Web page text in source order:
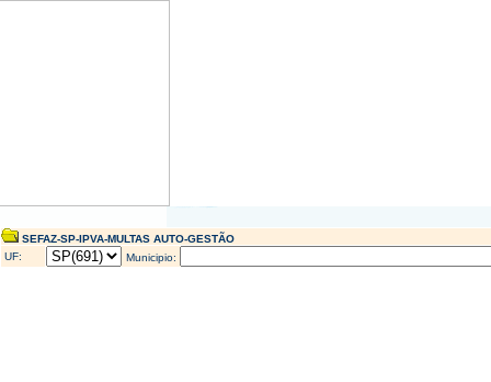
SEFAZ-SP-IPVA-MULTAS AUTO-GESTÃO
UF:
Municipio: